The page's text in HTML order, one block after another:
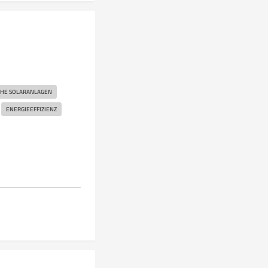
SOLARANLAGEN
ENERGIEEFFIZIENZ